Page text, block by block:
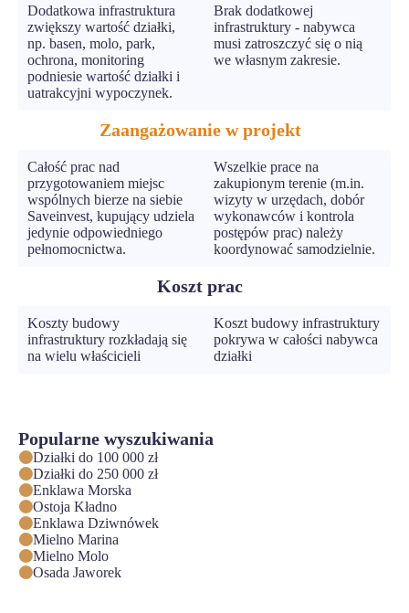
Dodatkowa infrastruktura
zwiększy wartość działki,
np. basen, molo, park,
ochrona, monitoring
podniesie wartość działki i
uatrakcyjni wypoczynek.
Brak dodatkowej
infrastruktury - nabywca
musi zatroszczyć się o nią
we własnym zakresie.
Zaangażowanie w projekt
Całość prac nad
przygotowaniem miejsc
wspólnych bierze na siebie
Saveinvest, kupujący udziela
jedynie odpowiedniego
pełnomocnictwa.
Wszelkie prace na
zakupionym terenie (m.in.
wizyty w urzędach, dobór
wykonawców i kontrola
postępów prac) należy
koordynować samodzielnie.
Koszt prac
Koszty budowy
infrastruktury rozkładają się
na wielu właścicieli
Koszt budowy infrastruktury
pokrywa w całości nabywca
działki
Popularne wyszukiwania
Działki do 100 000 zł
Działki do 250 000 zł
Enklawa Morska
Ostoja Kładno
Enklawa Dziwnówek
Mielno Marina
Mielno Molo
Osada Jaworek